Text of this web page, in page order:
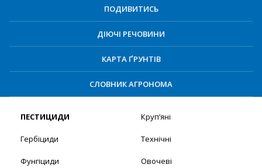
ПОДИВИТИСЬ
ДІЮЧІ РЕЧОВИНИ
КАРТА ҐРУНТІВ
СЛОВНИК АГРОНОМА
ПЕСТИЦИДИ
Гербіциди
Фунгіциди
Круп’яні
Технічні
Овочеві